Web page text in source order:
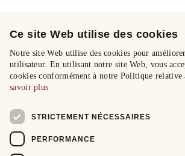
Ce site Web utilise des cookies
Notre site Web utilise des cookies pour
utilisateur. En utilisant notre site Web, vous
cookies conformément à notre Politique
savoir plus
STRICTEMENT NÉCESSAIRES
PERFORMANCE